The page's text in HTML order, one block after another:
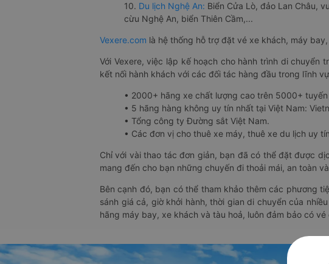
10. Du lịch Nghệ An: Biển Cửa Lò, đảo Lan Châu,
cừu Nghệ An, biển Thiên Cầm,...
Vexere.com là hệ thống hỗ trợ đặt vé xe khách, máy
Với Vexere, việc lập kế hoạch cho hành trình di chuyển
kết nối hành khách với các đối tác hàng đầu trong lĩnh
• 2000+ hãng xe chất lượng cao trên 5000+
• 5 hãng hàng không uy tín nhất tại Việt Nam:
• Tổng công ty Đường sắt Việt Nam.
• Các đơn vị cho thuê xe máy, thuê xe du lịch uy
Chỉ với vài thao tác đơn giản, bạn đã có thể đặt được
mang đến cho bạn những chuyến đi thoải mái, an toàn
Bên cạnh đó, bạn có thể tham khảo thêm các phương
sánh giá cả, giờ khởi hành, thời gian di chuyển của
hãng máy bay, xe khách và tàu hoả, luôn đảm bảo có